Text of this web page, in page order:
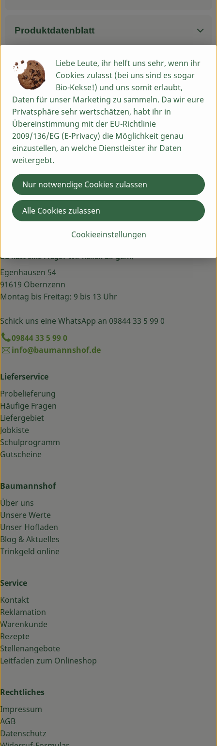
Produktdatenblatt
Herkunft
Hersteller: Aurora Gold
Deutschland
Aurora Gold
Du hast eine Frage? Wir helfen dir gern:
Egenhausen 54
91619 Obernzenn
Montag bis Freitag: 9 bis 13 Uhr
Schick uns eine WhatsApp an 09844 33 5 99 0
09844 33 5 99 0
info@baumannshof.de
Lieferservice
Probelieferung
Häufige Fragen
Liefergebiet
Jobkiste
Schulprogramm
Gutscheine
Baumannshof
Über uns
Unsere Werte
Unser Hofladen
Blog & Aktuelles
Trinkgeld online
Service
Kontakt
Reklamation
Warenkunde
Rezepte
Stellenangebote
Leitfaden zum Onlineshop
Rechtliches
Impressum
AGB
Datenschutz
Liebe Leute, ihr helft uns sehr, wenn ihr
Cookies zulasst (bei uns sind es sogar
Bio-Kekse!) und uns somit erlaubt,
Daten für unser Marketing zu sammeln. Da wir eure
Privatsphäre sehr wertschätzen, habt ihr in
Übereinstimmung mit der EU-Richtlinie
2009/136/EG (E-Privacy) die Möglichkeit genau
einzustellen, an welche Dienstleister ihr Daten
weitergebt.
Cookieeinstellungen
Nur notwendige Cookies zulassen
Alle Cookies zulassen